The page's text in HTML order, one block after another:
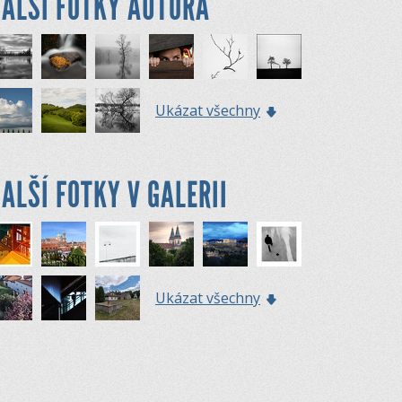
Ukázat všechny
FOTKY V GALERII
Ukázat všechny